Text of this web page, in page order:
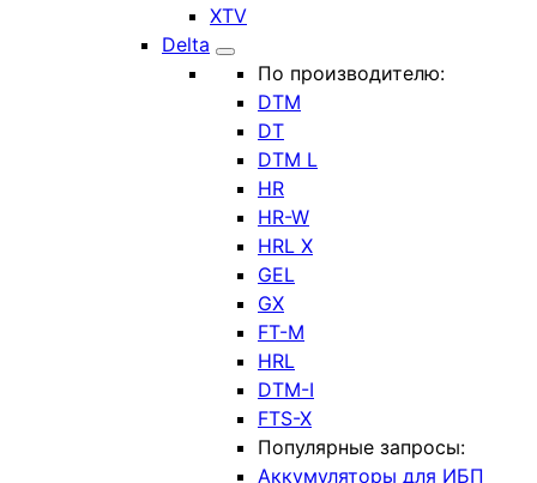
XTV
Delta
По производителю:
DTM
DT
DTM L
HR
HR-W
HRL X
GEL
GX
FT-M
HRL
DTM-I
FTS-X
Популярные запросы:
Аккумуляторы для ИБП